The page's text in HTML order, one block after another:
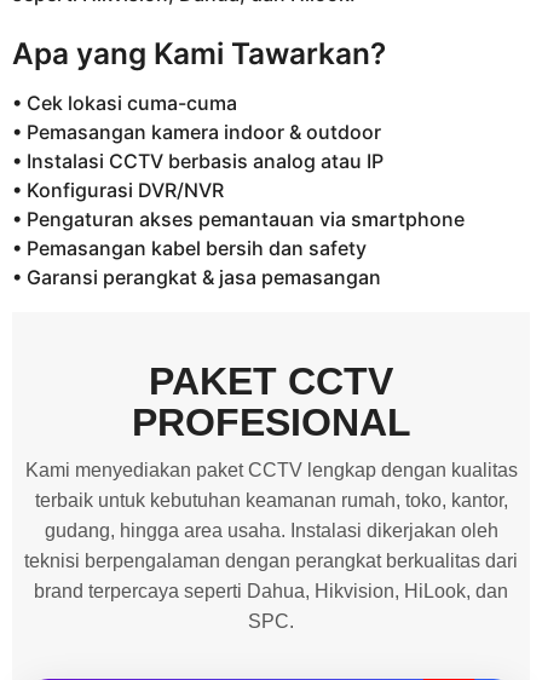
Apa yang Kami Tawarkan?
• Cek lokasi cuma-cuma
• Pemasangan kamera indoor & outdoor
• Instalasi CCTV berbasis analog atau IP
• Konfigurasi DVR/NVR
• Pengaturan akses pemantauan via smartphone
• Pemasangan kabel bersih dan safety
• Garansi perangkat & jasa pemasangan
PAKET CCTV
PROFESIONAL
Kami menyediakan paket CCTV lengkap dengan kualitas
terbaik untuk kebutuhan keamanan rumah, toko, kantor,
gudang, hingga area usaha. Instalasi dikerjakan oleh
teknisi berpengalaman dengan perangkat berkualitas dari
brand terpercaya seperti Dahua, Hikvision, HiLook, dan
SPC.